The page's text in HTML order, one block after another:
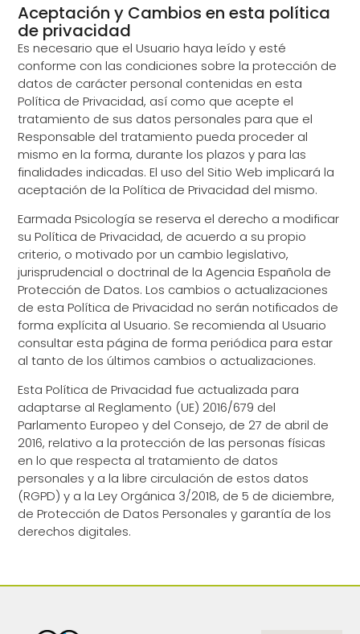
Aceptación y Cambios en esta política
de privacidad
Es necesario que el Usuario haya leído y esté
conforme con las condiciones sobre la protección de
datos de carácter personal contenidas en esta
Política de Privacidad, así como que acepte el
tratamiento de sus datos personales para que el
Responsable del tratamiento pueda proceder al
mismo en la forma, durante los plazos y para las
finalidades indicadas. El uso del Sitio Web implicará la
aceptación de la Política de Privacidad del mismo.
Earmada Psicología se reserva el derecho a modificar
su Política de Privacidad, de acuerdo a su propio
criterio, o motivado por un cambio legislativo,
jurisprudencial o doctrinal de la Agencia Española de
Protección de Datos. Los cambios o actualizaciones
de esta Política de Privacidad no serán notificados de
forma explícita al Usuario. Se recomienda al Usuario
consultar esta página de forma periódica para estar
al tanto de los últimos cambios o actualizaciones.
Esta Política de Privacidad fue actualizada para
adaptarse al Reglamento (UE) 2016/679 del
Parlamento Europeo y del Consejo, de 27 de abril de
2016, relativo a la protección de las personas físicas
en lo que respecta al tratamiento de datos
personales y a la libre circulación de estos datos
(RGPD) y a la Ley Orgánica 3/2018, de 5 de diciembre,
de Protección de Datos Personales y garantía de los
derechos digitales.